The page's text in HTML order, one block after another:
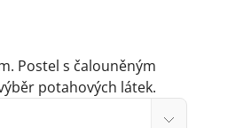
Postel s čalouněným
potahových látek.